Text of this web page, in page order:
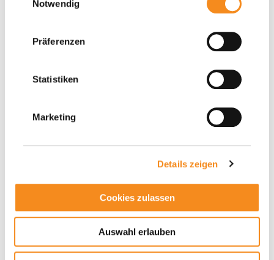
Notwendig
Präferenzen
Statistiken
Marketing
Details zeigen
Cookies zulassen
Auswahl erlauben
angezeigt werden.Marketing Cookies akzeptieren.